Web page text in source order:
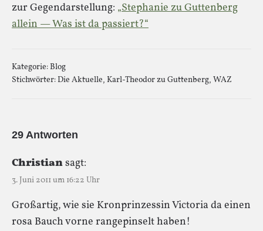
zur Gegendarstellung: „Stephanie zu Guttenberg
allein — Was ist da passiert?“
Kategorie:Blog
Stichwörter:Die Aktuelle, Karl-Theodor zu Guttenberg, WAZ
29 Antworten
Christiansagt:
3. Juni 2011 um 16:22 Uhr
Großartig, wie sie Kronprinzessin Victoria da einen
rosa Bauch vorne rangepinselt haben!